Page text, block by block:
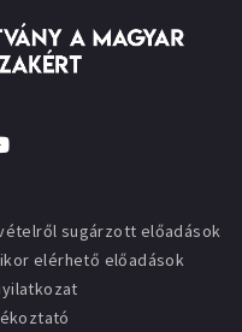
sugárzott előadások
elérhető előadások